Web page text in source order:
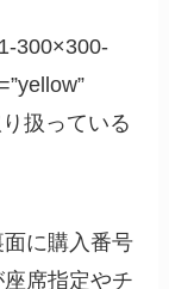
300×300-
扱っている
に購入番号
席指定やチ